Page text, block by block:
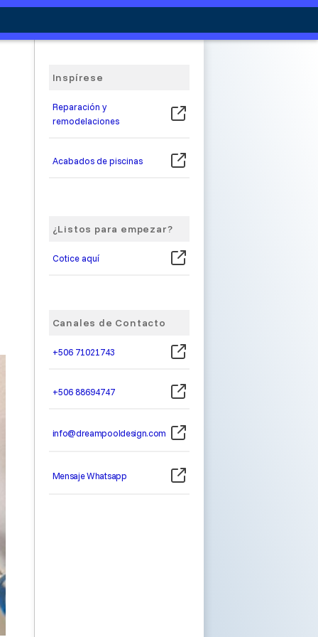
Inspírese
Reparación y
remodelaciones
Acabados de piscinas
¿Listos para empezar?
Cotice aquí
Canales de Contacto
+506 71021743
+506 88694747
info@dreampooldesign.com
Mensaje Whatsapp